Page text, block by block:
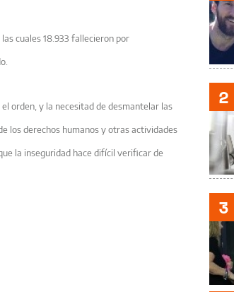
cuales 18.933 fallecieron por
orden, y la necesitad de desmantelar las
los derechos humanos y otras actividades
la inseguridad hace difícil verificar de
2
3